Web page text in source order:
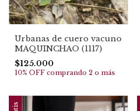
Urbanas de cuero vacuno
MAQUINCHAO (1117)
$125.000
10% OFF comprando 2 o más